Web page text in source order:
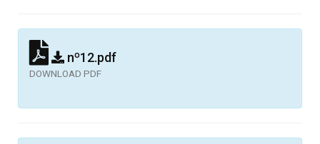
nº12.pdf
DOWNLOAD PDF